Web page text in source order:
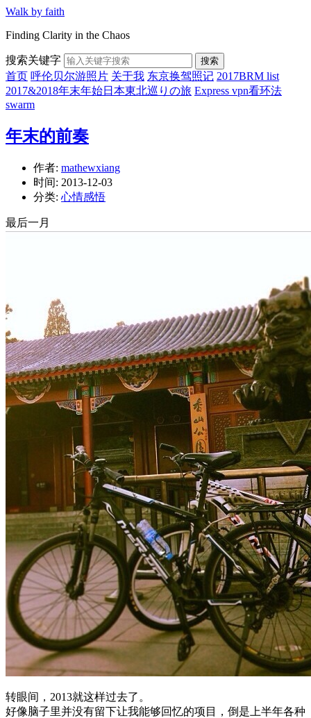
Walk by faith
Finding Clarity in the Chaos
搜索关键字 搜索
首页 呼伦贝尔游照片 关于我 东京换驾照记 2017BRM list
2017&2018年末年始日本東北巡りの旅 Express vpn看环法
swarm
年末的前奏
作者: mathewxiang
时间: 2013-12-03
分类: 心情感悟
最后一月
转眼间，2013就这样过去了。
好像脑子里并没有留下让我能够回忆的项目，倒是上半年各种